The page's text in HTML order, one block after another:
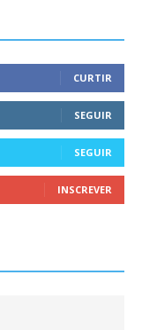
CURTIR
SEGUIR
SEGUIR
INSCREVER